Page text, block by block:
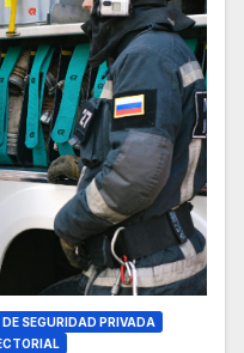
SEGURIDAD PRIVADA